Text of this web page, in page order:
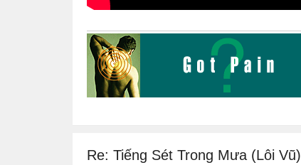
Re: Tiếng Sét Trong Mưa (Lôi Vũ)